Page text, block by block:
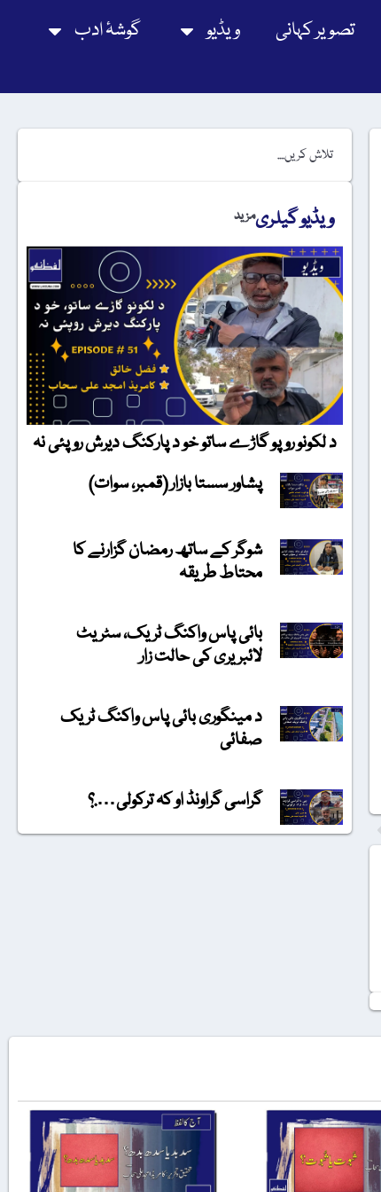
تصویر کہانی ویڈیو گوشۂ ادب
ویڈیو گیلریمزید
د لکونو روپو گاڑے ساتو خو د پارکنگ دیرش روپئی نہ
پشاور سستا بازار (قمبر، سوات)
شوگر کے ساتھ رمضان گزارنے کا
محتاط طریقہ
بائی پاس واکنگ ٹریک، سٹریٹ
لائبریری کی حالت زار
د مینگوری بائی پاس واکنگ ٹریک
صفائی
گراسی گراونڈ او کہ ترکولی….؟